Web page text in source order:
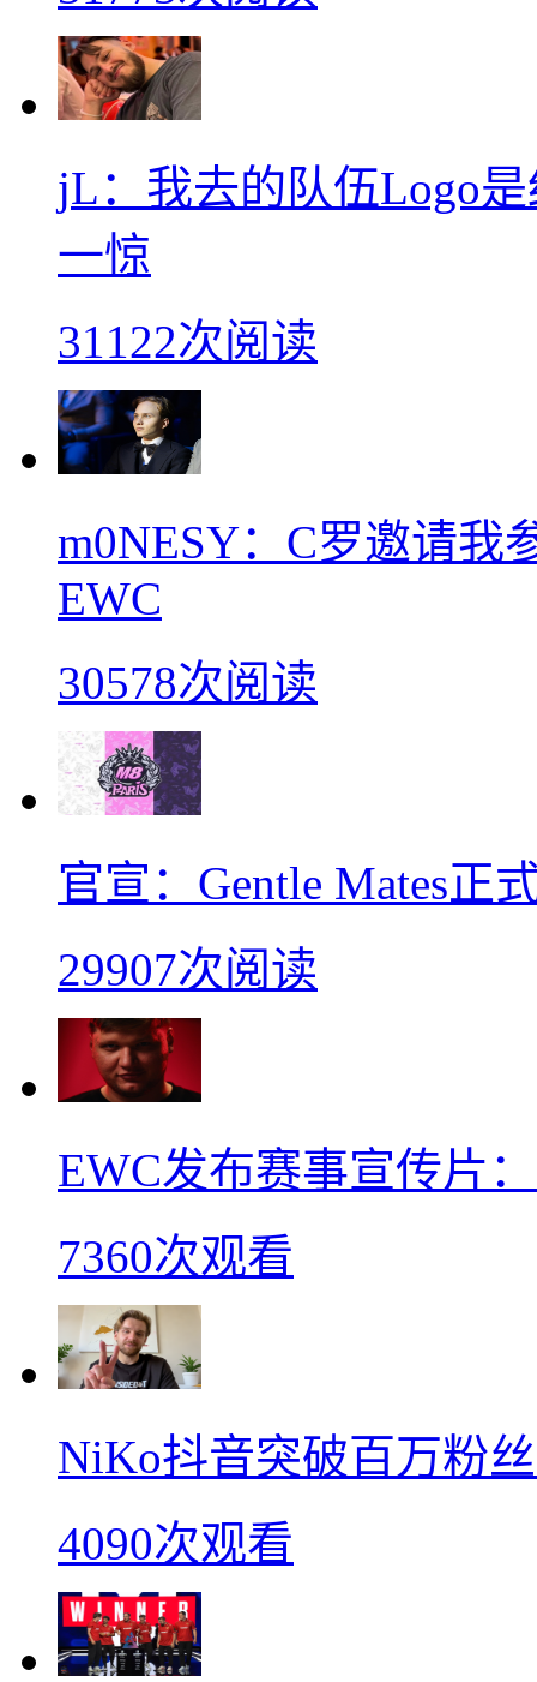
jL：我去的队伍Logo
一惊
31122次阅读
m0NESY：C罗邀请我
EWC
30578次阅读
官宣：Gentle Mates正
29907次阅读
EWC发布赛事宣传片
7360次观看
NiKo抖音突破百万粉
4090次观看